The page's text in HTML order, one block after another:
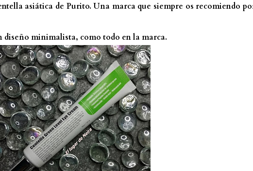
asiática de Purito. Una marca que siempre os recomiendo
diseño minimalista, como todo en la marca.